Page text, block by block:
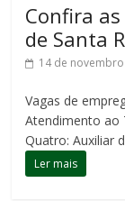
Confira
de Santa
14 de
Vagas de
Atendimento ao
Quatro: Auxiliar
Ler mais